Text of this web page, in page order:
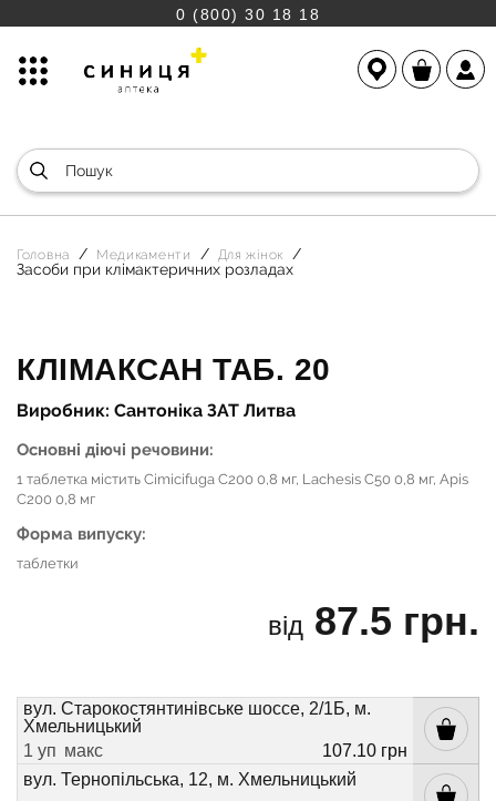
0 (800) 30 18 18
Головна Медикаменти Для жінок
Засоби при клімактеричних розладах
КЛІМАКСАН ТАБ. 20
Виробник: Сантоніка ЗАТ Литва
Основні діючі речовини:
1 таблетка містить Cimicifuga C200 0,8 мг, Lachesis C50 0,8 мг, Apis
C200 0,8 мг
Форма випуску:
таблетки
від 87.5 грн.
вул. Старокостянтинівське шоссе, 2/1Б, м.
Хмельницький
1 уп макс
107.10 грн
вул. Тернопільська, 12, м. Хмельницький